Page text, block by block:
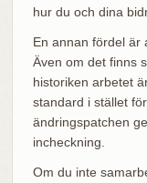
hur du och dina
En annan fördel är
Även om det finns
historiken arbetet
standard i stället
ändringspatchen
incheckning.
Om du inte